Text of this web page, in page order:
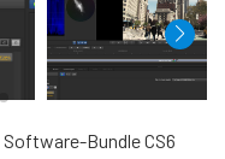
Bundle CS6